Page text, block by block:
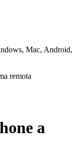
Mac, Android,
remota
a